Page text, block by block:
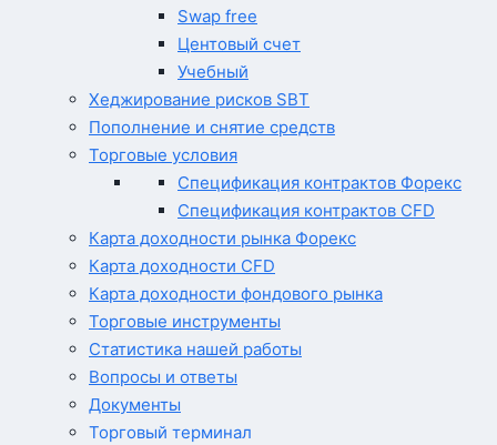
Swap free
Центовый счет
Учебный
Хеджирование рисков SBT
Пополнение и снятие средств
Торговые условия
Спецификация контрактов Форекс
Спецификация контрактов CFD
Карта доходности рынка Форекс
Карта доходности CFD
Карта доходности фондового рынка
Торговые инструменты
Статистика нашей работы
Вопросы и ответы
Документы
Торговый терминал